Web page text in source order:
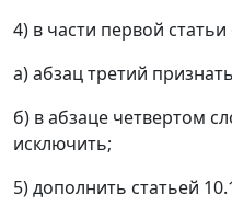
4) в части первой статьи
а) абзац третий
б) в абзаце четвертом
исключить;
5) дополнить статьей